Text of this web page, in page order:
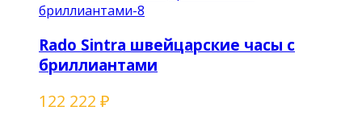
Rado Sintra швейцарские часы с
бриллиантами
122 222 ₽